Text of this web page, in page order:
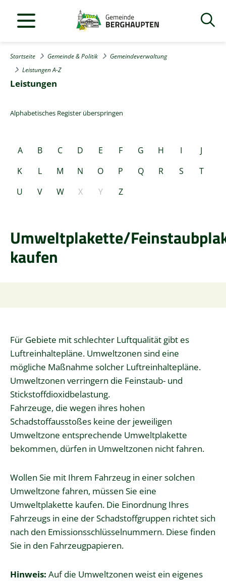
Startseite Gemeinde & Politik
Gemeindeverwaltung
Leistungen A-Z
Leistungen
Alphabetisches Register überspringen
A B C D E F G H I
J
K
L M N O P Q R S
T
U
V W X Y Z
Umweltplakette/
kaufen
Für Gebiete mit schlechter Luftqualität gibt es
Luftreinhaltepläne. Umweltzonen sind eine
mögliche Maßnahme solcher Luftreinhaltepläne.
Umweltzonen verringern die Feinstaub- und
Stickstoffdioxidbelastung.
Fahrzeuge, die wegen ihres hohen
Schadstoffausstoßes keine der jeweiligen
Umweltzone entsprechende Umweltplakette
bekommen, dürfen in Umweltzonen nicht fahren.
Wollen Sie mit Ihrem Fahrzeug in einer solchen
Umweltzone fahren, müssen Sie eine
Umweltplakette kaufen. Die Einordnung Ihres
Fahrzeugs in eine der Schadstoffgruppen richtet sich
nach den Emissionsschlüsselnummern. Diese finden
Sie in den Fahrzeugpapieren.
Hinweis: Auf die Umweltzonen weist ein eigenes